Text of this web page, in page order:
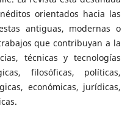
orientados hacia las
antiguas, modernas o
que contribuyan a la
técnicas y tecnologías
filosóficas, políticas,
económicas, jurídicas,